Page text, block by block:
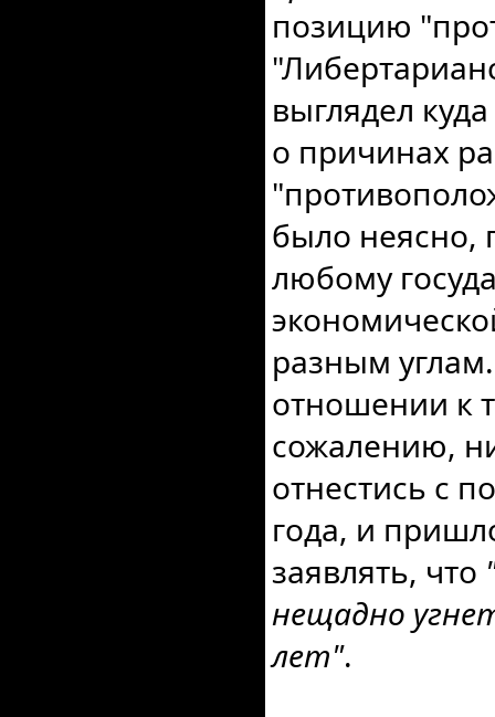
позицию
выглядел
о причинах
было неясно,
любому
разным
отношении к
сожалению,
отнестись с
года, и
заявлять, что
нещадно
лет".